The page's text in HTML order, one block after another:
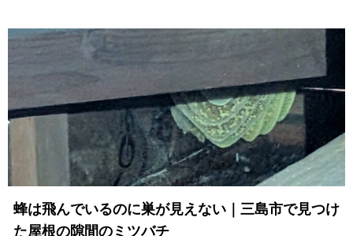
蜂は飛んでいるのに巣が見えない｜三島市で見つけ
た屋根の隙間のミツバチ